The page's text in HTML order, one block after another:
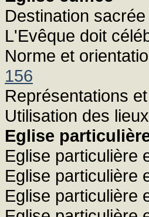
Destination
L'Evêque doit
Norme et
156
Représentations
Utilisation des
Eglise
Eglise particulière
Eglise particulière
Eglise particulière